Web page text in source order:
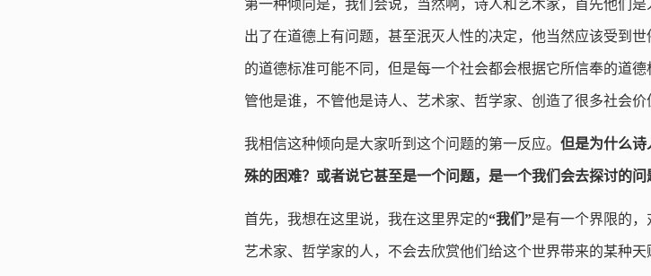
第一种倾向是，我们会说，当然啊，诗人和艺术家，首先他们
出了在道德上有问题，甚至泯灭人性的决定，他当然应该受到
的道德标准可能不同，但是每一个社会都会根据它所信奉的道
管他是谁，不管他是诗人、艺术家、哲学家、创造了很多社会价
我相信这种倾向是大家听到这个问题的第一反应。 但是为什么诗
殊的困难？或者说它甚至是一个问题，是一个我们会去探讨的问
首先，我想在这里说，我在这里界定的“我们”是有一个界限的，
艺术家、哲学家的人，不会去欣赏他们给这个世界带来的某种